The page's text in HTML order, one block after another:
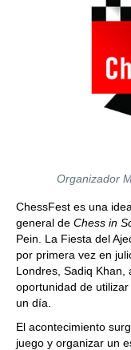
Organizador
ChessFest es una
general de Chess in
Pein. La Fiesta del
por primera vez en
Londres, Sadiq Khan,
oportunidad de
un día.
El acontecimiento
juego y organizar un